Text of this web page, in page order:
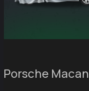
Porsche Macan